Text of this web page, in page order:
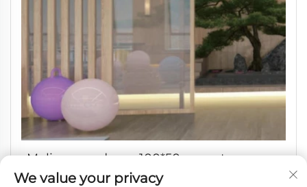
Melinco moderna 100*50 mm otporna na
truljenje WPC PVC kvadratna cijev za
We value your privacy